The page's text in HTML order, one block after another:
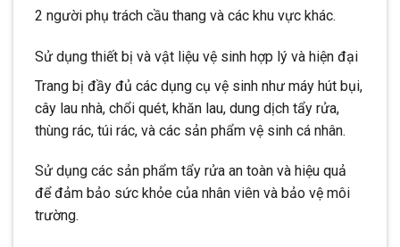
2 người phụ trách cầu thang và các khu vực khác.
Sử dụng thiết bị và vật liệu vệ sinh hợp lý và hiện đại
Trang bị đầy đủ các dụng cụ vệ sinh như máy hút bụi,
cây lau nhà, chổi quét, khăn lau, dung dịch tẩy rửa,
thùng rác, túi rác, và các sản phẩm vệ sinh cá nhân.
Sử dụng các sản phẩm tẩy rửa an toàn và hiệu quả
để đảm bảo sức khỏe của nhân viên và bảo vệ môi
trường.